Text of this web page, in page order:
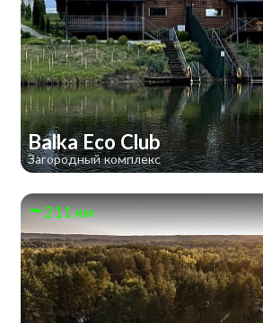
Balka Eco Club
Загородный комплекс
211 км